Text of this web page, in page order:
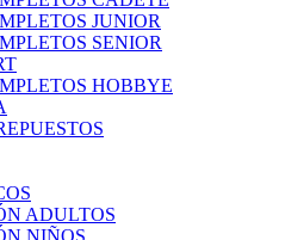
JUNIOR
SENIOR
HOBBYE
ADULTOS
NIÑOS